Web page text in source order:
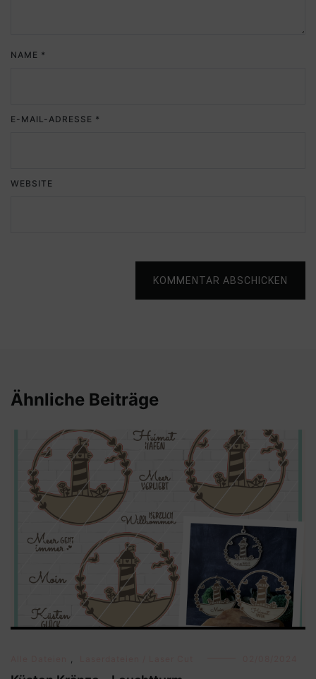
NAME *
E-MAIL-ADRESSE *
WEBSITE
KOMMENTAR ABSCHICKEN
Ähnliche Beiträge